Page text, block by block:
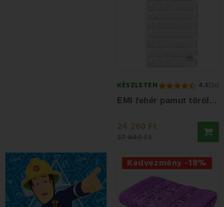
KÉSZLETEN 4.5(2x)
E
MI fehér pamut törölköző készlet 10 db...
24 260 Ft
Kedvezmény -18%